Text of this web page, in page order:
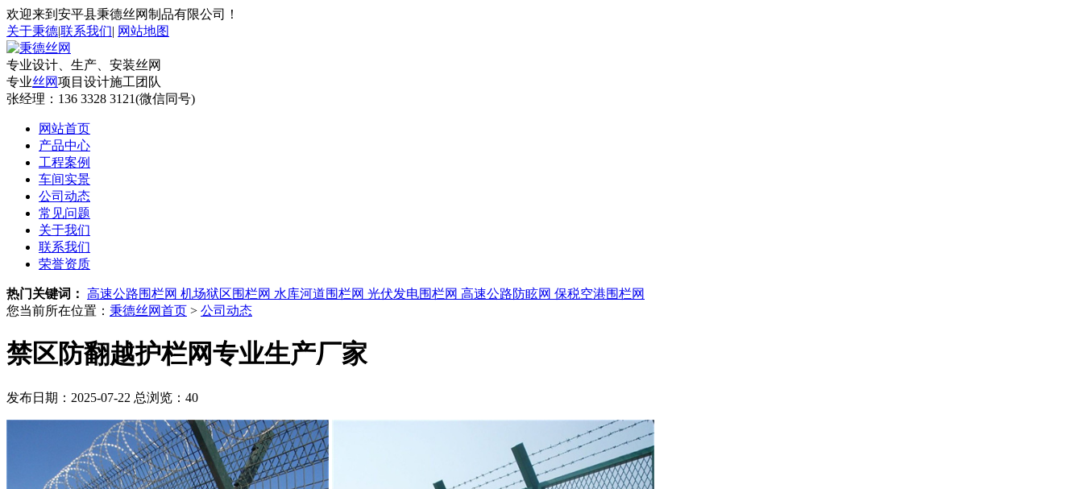
欢迎来到安平县秉德丝网制品有限公司！
关于秉德|联系我们| 网站地图
专业设计、生产、安装丝网
专业丝网项目设计施工团队
张经理： 136 3328 3121(微信同号)
网站首页
产品中心
工程案例
车间实景
公司动态
常见问题
关于我们
联系我们
荣誉资质
热门关键词： 高速公路围栏网 机场狱区围栏网 水库河道围栏网 光伏发电围栏网 高速公路防眩网 保税空港围栏网
您当前所在位置： 秉德丝网首页 > 公司动态
禁区防翻越护栏网专业生产厂家
发布日期：2025-07-22 总浏览： 40